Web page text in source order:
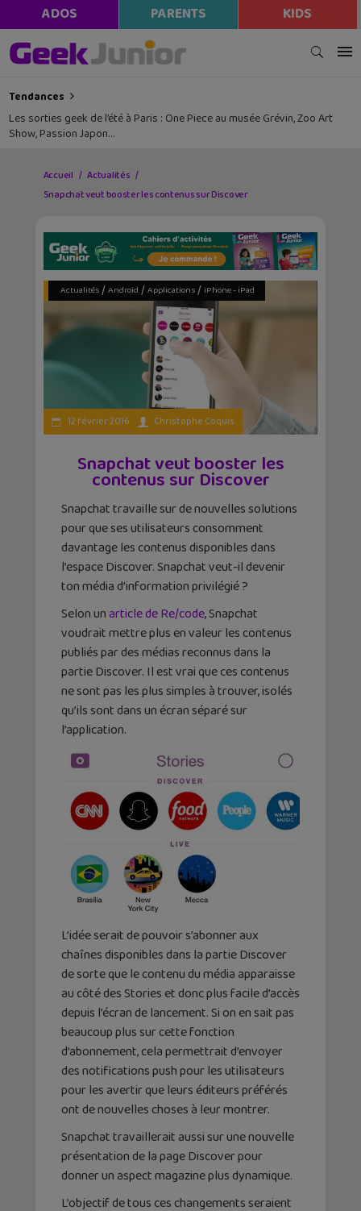
ADOS PARENTS KIDS
Tendances
Lecture d’été 2026 #6 : Là où danse le vent, un beau roman graphique
avec la Bretagne en toile de fond
Accueil
Actualités
Snapchat veut booster les contenus sur Discover
Actualités/ Android / Applications/ iPhone - iPad
12 février 2016 Christophe Coquis
Snapchat veut booster les
contenus sur Discover
Snapchat travaille sur de nouvelles solutions
pour que ses utilisateurs consomment
davantage les contenus disponibles dans
l’espace Discover. Snapchat veut-il devenir
ton média d’information privilégié ?
Selon unarticle de Re/code, Snapchat
voudrait mettre plus en valeur les contenus
publiés par des médias reconnus dans la
partie Discover. Il est vrai que ces contenus
ne sont pas les plus simples à trouver, isolés
qu’ils sont dans un écran séparé sur
l’application.
L’idée serait de pouvoir s’abonner aux
chaînes disponibles dans la partie Discover
de sorte que le contenu du média apparaisse
au côté des Stories et donc plus facile d’accès
depuis l’écran de lancement. Si on en sait pas
beaucoup plus sur cette fonction
d’abonnement, cela permettrait d’envoyer
des notifications push pour les utilisateurs
pour les avertir que leurs éditeurs préférés
ont de nouvelles choses à leur montrer.
Snapchat travaillerait aussi sur une nouvelle
présentation de la page Discover pour
donner un aspect magazine plus dynamique.
L’objectif de tous ces changements seraient